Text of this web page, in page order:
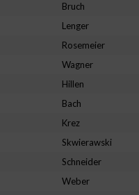
Bruch
Lenger
Rosemeier
Wagner
Hillen
Bach
Krez
Skwierawski
Schneider
Weber